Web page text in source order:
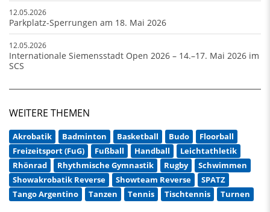
12.05.2026
Parkplatz-Sperrungen am 18. Mai 2026
12.05.2026
Internationale Siemensstadt Open 2026 – 14.–17. Mai 2026 im
SCS
WEITERE THEMEN
Akrobatik Badminton Basketball Budo
Floorball
Freizeitsport (FuG)
Fußball Handball
Leichtathletik
Rhönrad
Rhythmische Gymnastik Rugby
Schwimmen
Showakrobatik Reverse
Showteam Reverse
SPATZ
Tango Argentino
Tanzen Tennis Tischtennis Turnen